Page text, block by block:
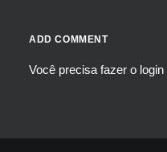
ADD COMMENT
Você precisa fazer o login